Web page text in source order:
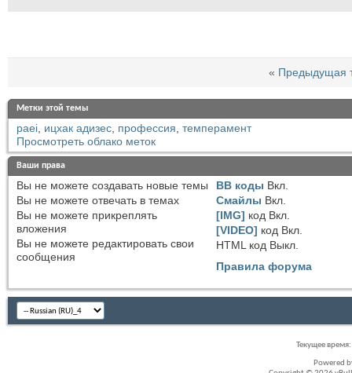
« Предыдущая
Метки этой темы
paei, ицхак адизес, профессия, темперамент
Просмотреть облако меток
Ваши права
Вы не можете создавать новые темы
Вы не можете отвечать в темах
Вы не можете прикреплять
вложения
Вы не можете редактировать свои
сообщения
BB коды Вкл.
Смайлы Вкл.
[IMG] код Вкл.
[VIDEO] код Вкл.
HTML код Выкл.
Правила форума
Текущее время:
Powered